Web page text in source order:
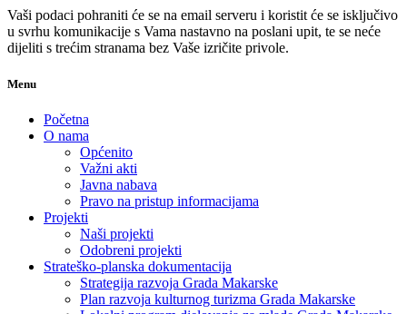
Vaši podaci pohraniti će se na email serveru i koristit će se isključivo
u svrhu komunikacije s Vama nastavno na poslani upit, te se neće
dijeliti s trećim stranama bez Vaše izričite privole.
Menu
Početna
O nama
Općenito
Važni akti
Javna nabava
Pravo na pristup informacijama
Projekti
Naši projekti
Odobreni projekti
Strateško-planska dokumentacija
Strategija razvoja Grada Makarske
Plan razvoja kulturnog turizma Grada Makarske